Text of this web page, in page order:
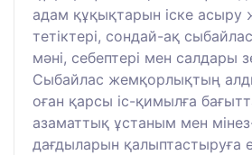
адам құқықтарын іске асыру
тетіктері, сондай-ақ
мәні, себептері мен салдары
Сыбайлас жемқорлықтың
оған қарсы іс-қимылға
азаматтық ұстаным мен
дағдыларын қалыптастыруға